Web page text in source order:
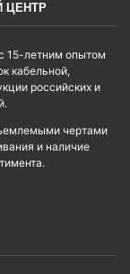
ЦЕНТР
15-летним опытом
кабельной,
российских и
чертами
и наличие